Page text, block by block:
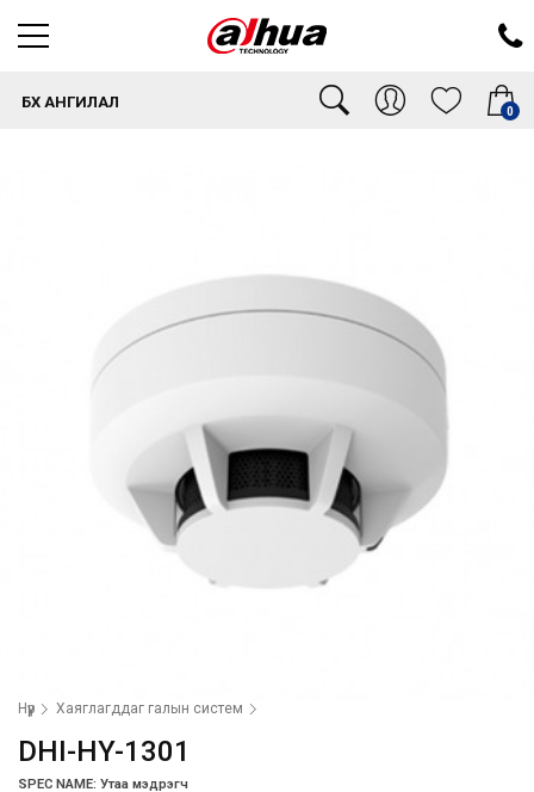
0
БҮХ АНГИЛАЛ
Нүүр Хаяглагддаг галын систем
DHI-HY-1301
SPEC NAME: Утаа мэдрэгч